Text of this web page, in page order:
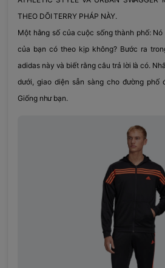
THEO DÕI TERRY PHÁP NÀY.
Một hằng số của cuộc sống thành phố:
của bạn có theo kịp không? Bước ra
adidas này và biết rằng câu trả lời là có.
dưới, giao diện sẵn sàng cho đường phố
Giống như bạn.